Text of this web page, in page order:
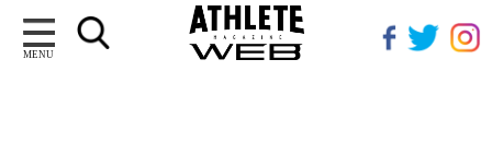
MENU